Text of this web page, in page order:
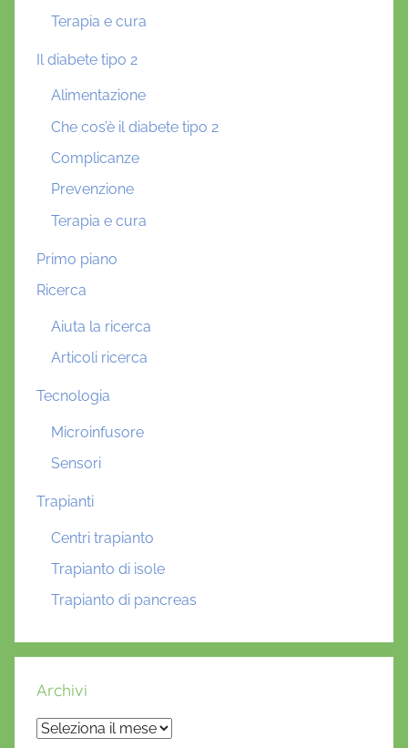
Terapia e cura
Il diabete tipo 2
Alimentazione
Che cos’è il diabete tipo 2
Complicanze
Prevenzione
Terapia e cura
Primo piano
Ricerca
Aiuta la ricerca
Articoli ricerca
Tecnologia
Microinfusore
Sensori
Trapianti
Centri trapianto
Trapianto di isole
Trapianto di pancreas
Archivi
Archivi